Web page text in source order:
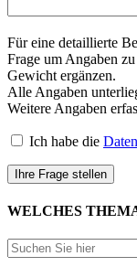
Für eine detaillierte
Frage um Angaben
Gewicht ergänzen.
Alle Angaben
Weitere Angaben
Ich habe die
WELCHES